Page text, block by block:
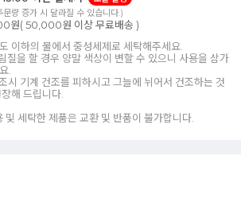
문량 증가 시 달라질 수 있습니다.)
원( 50,000원 이상 무료배송 )
이하의 물에서 중성세제로 세탁해주세요.
질을 할 경우 양말 색상이 변할 수 있으니 사용을 삼가
.
시 기계 건조를 피하시고 그늘에 뉘어서 건조하는 것
해 드립니다.
및 세탁한 제품은 교환 및 반품이 불가합니다.